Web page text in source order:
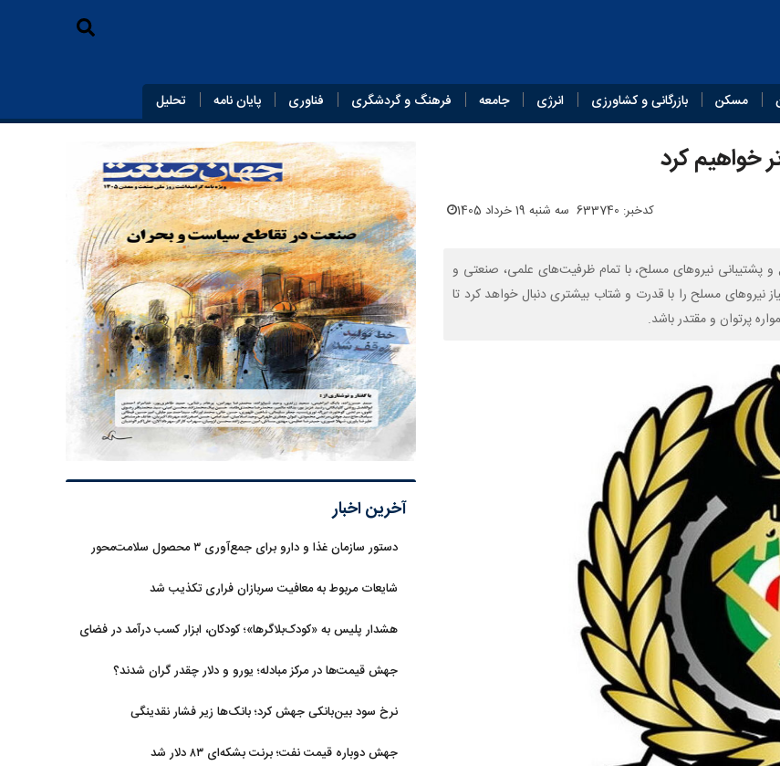
مسکن بازرگانی و کشاورزی انرژی جامعه فرهنگ و گردشگری فناوری پایان‌ نامه تحلیل
خواهیم کرد
کدخبر: 633740 سه شنبه 19 خرداد 1405
و پشتیبانی نیروهای مسلح، با تمام ظرفیت‌های علمی، صنعتی و
نیروهای مسلح را با قدرت و شتاب بیشتری دنبال خواهد کرد تا
پرتوان و مقتدر باشد.
آخرین اخبار
دستور سازمان غذا و دارو برای جمع‌آوری ۳ محصول سلامت‌محور
شایعات مربوط به معافیت سربازان فراری تکذیب شد
هشدار پلیس به «کودک‌بلاگرها»؛ کودکان، ابزار کسب درآمد در فضای
جهش قیمت‌ها در مرکز مبادله؛ یورو و دلار چقدر گران شدند؟
نرخ سود بین‌بانکی جهش کرد؛ بانک‌ها زیر فشار نقدینگی
جهش دوباره قیمت نفت؛ برنت بشکه‌ای ۸۳ دلار شد